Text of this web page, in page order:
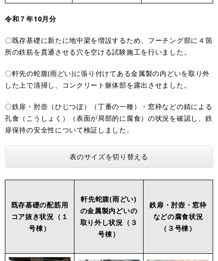
令和７年10月分
〇既存基礎に新たに地中梁を増設するため、フーチング部に４箇
所の鉄筋を貫通させる穴を空ける試験施工を行いました。
〇軒先の蛇腹(雨どい)に張り付けてある金属製の内どいを取り外
した上で清掃し、コンクリート躯体部を露出させました。
〇鉄扉・肘壺（ひじつぼ）（丁番の一種）・窓枠などの錆による
孔食（こうしょく）（表面が局部的に腐食）の状況を確認し、鉄
扉保持の安全性について検証しました。
表のサイズを切り替える
既存基礎の配筋用
コア抜き状況（１
号棟）
軒先蛇腹(雨どい)
の金属製内どいの
取り外し状況 （３
号棟）
鉄扉・肘壺・窓枠
などの腐食状況
（３号棟）